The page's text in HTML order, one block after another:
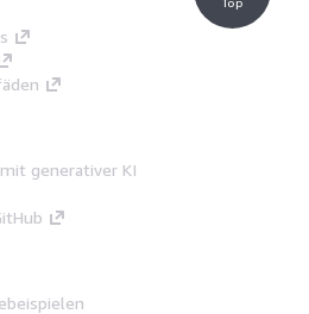
generativer KI